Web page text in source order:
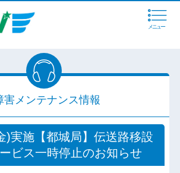
メニュー
害メンテナンス情報
)実施【都城局】伝送路移設
ビス一時停止のお知らせ